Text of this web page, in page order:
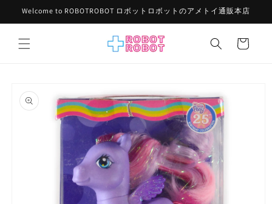
ンツに
進む
Welcome to ROBOTROBOT ロボットロボットのアメトイ通販本店
カ
ー
報にス
キップ